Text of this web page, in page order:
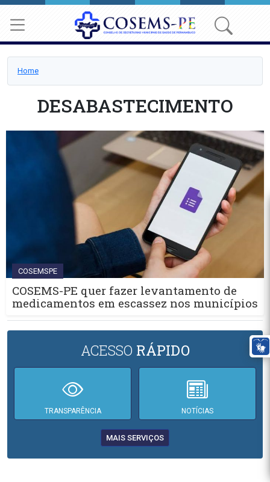
Home
DESABASTECIMENTO
COSEMSPE
COSEMS-PE quer fazer levantamento de
medicamentos em escassez nos municípios
ACESSO RÁPIDO
TRANSPARÊNCIA NOTÍCIAS
MAIS SERVIÇOS